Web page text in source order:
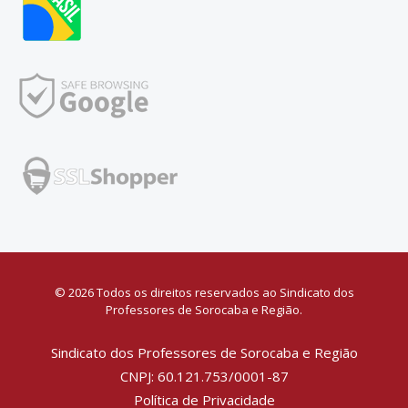
© 2026 Todos os direitos reservados ao Sindicato dos
Professores de Sorocaba e Região.
Sindicato dos Professores de Sorocaba e Região
CNPJ: 60.121.753/0001-87
Política de Privacidade